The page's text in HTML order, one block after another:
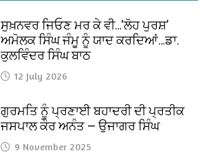
ਸੁਖ਼ਨਵਰ ਜਿਓਣ ਮਰ ਕੇ ਵੀ…‘ਲੋਹ ਪੁਰਸ਼’
ਅਮੋਲਕ ਸਿੰਘ ਜੰਮੂ ਨੂੰ ਯਾਦ ਕਰਦਿਆਂ…ਡਾ.
ਕੁਲਵਿੰਦਰ ਸਿੰਘ ਬਾਠ
12 July 2026
ਗੁਰਮਤਿ ਨੂੰ ਪ੍ਰਣਾਈ ਬਹਾਦਰੀ ਦੀ ਪ੍ਰਤੀਕ
ਜਸਪਾਲ ਕੌਰ ਅਨੰਤ — ਉਜਾਗਰ ਸਿੰਘ
9 November 2025